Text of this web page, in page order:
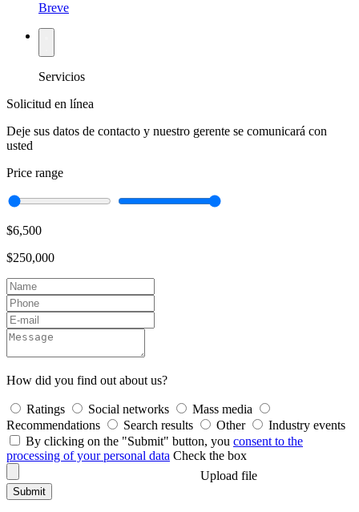
Breve
Servicios
Solicitud en línea
Deje sus datos de contacto y nuestro gerente se comunicará con
usted
Price range
$6,500
$250,000
How did you find out about us?
Ratings Social networks
Mass media
Recommendations
Search results Other
Industry events
By clicking on the "Submit" button, you consent to the
processing of your personal data Check the box
Upload file
Submit